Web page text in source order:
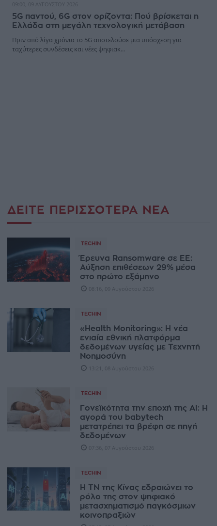
09:00, 09 ΑΥΓΟΎΣΤΟΥ 2026
5G παντού, 6G στον ορίζοντα: Πού βρίσκεται η
Ελλάδα στη μεγάλη τεχνολογική μετάβαση
Πριν από λίγα χρόνια το 5G αποτελούσε μια υπόσχεση για
ταχύτερες συνδέσεις και νέες ψηφιακ...
ΔΕΊΤΕ ΠΕΡΙΣΣΌΤΕΡΑ ΝΈΑ
TECHIN
Έρευνα Ransomware σε ΕΕ:
Αύξηση επιθέσεων 29% μέσα
στο πρώτο εξάμηνο
08:16, 09 Αυγούστου 2026
TECHIN
«Health Monitoring»: Η νέα
ενιαία εθνική πλατφόρμα
δεδομένων υγείας με Τεχνητή
Νοημοσύνη
13:21, 08 Αυγούστου 2026
TECHIN
Γονεϊκότητα την εποχή της AI: Η
αγορά του babytech
μετατρέπει τα βρέφη σε πηγή
δεδομένων
07:36, 07 Αυγούστου 2026
TECHIN
Η ΤΝ της Κίνας εδραιώνει το
ρόλο της στον ψηφιακό
μετασχηματισμό παγκόσμιων
κοινοπραξιών